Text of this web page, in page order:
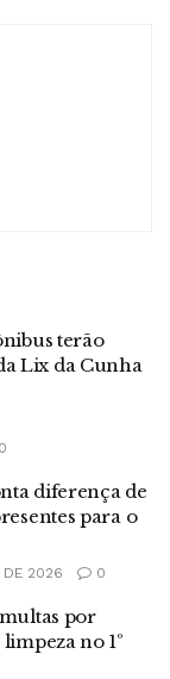
terão
Lix da Cunha
0
diferença de
para o
2026 0
por
no 1º